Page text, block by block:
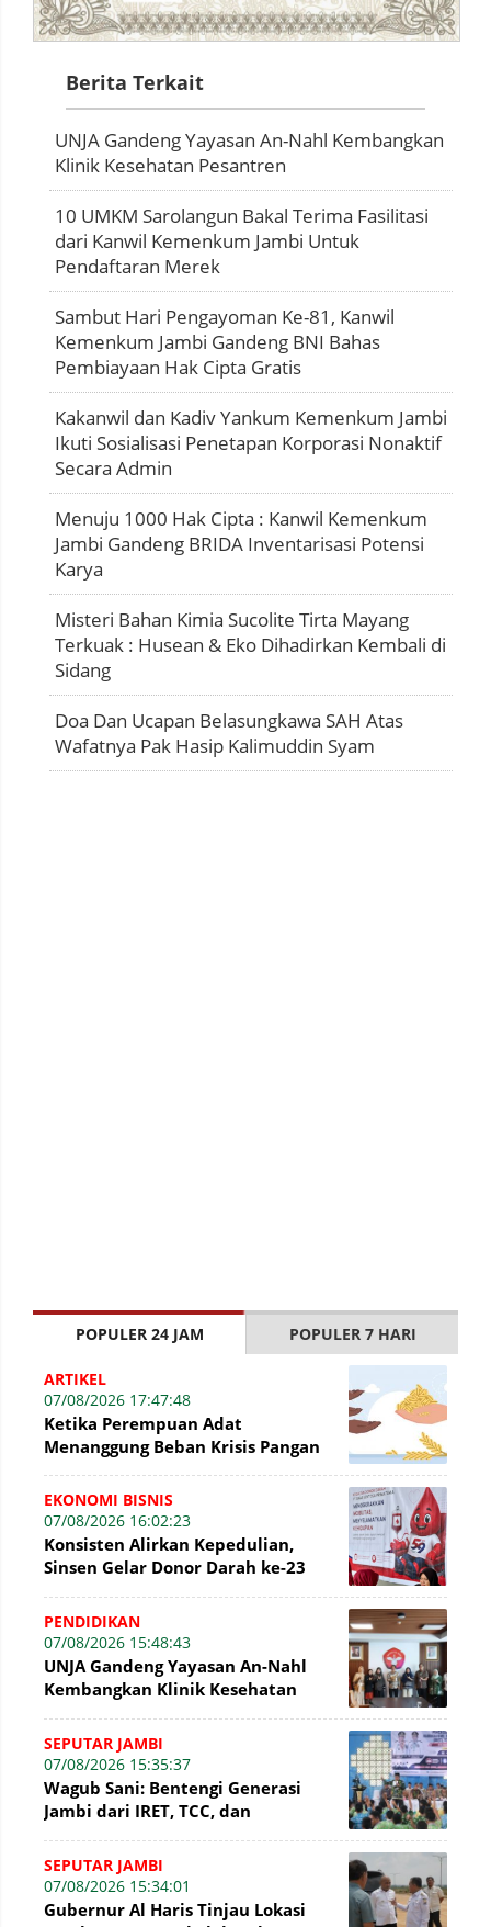
Berita Terkait
UNJA Gandeng Yayasan An-Nahl Kembangkan
Klinik Kesehatan Pesantren
10 UMKM Sarolangun Bakal Terima Fasilitasi
dari Kanwil Kemenkum Jambi Untuk
Pendaftaran Merek
Sambut Hari Pengayoman Ke-81, Kanwil
Kemenkum Jambi Gandeng BNI Bahas
Pembiayaan Hak Cipta Gratis
Kakanwil dan Kadiv Yankum Kemenkum Jambi
Ikuti Sosialisasi Penetapan Korporasi Nonaktif
Secara Admin
Menuju 1000 Hak Cipta : Kanwil Kemenkum
Jambi Gandeng BRIDA Inventarisasi Potensi
Karya
Misteri Bahan Kimia Sucolite Tirta Mayang
Terkuak : Husean & Eko Dihadirkan Kembali di
Sidang
Doa Dan Ucapan Belasungkawa SAH Atas
Wafatnya Pak Hasip Kalimuddin Syam
POPULER 24 JAM POPULER 7 HARI
ARTIKEL
07/08/2026 17:47:48
Ketika Perempuan Adat
Menanggung Beban Krisis Pangan
EKONOMI BISNIS
07/08/2026 16:02:23
Konsisten Alirkan Kepedulian,
Sinsen Gelar Donor Darah ke-23
Sinsen
PENDIDIKAN
07/08/2026 15:48:43
UNJA Gandeng Yayasan An-Nahl
Kembangkan Klinik Kesehatan
SEPUTAR JAMBI
07/08/2026 15:35:37
Wagub Sani: Bentengi Generasi
Jambi dari IRET, TCC, dan
SEPUTAR JAMBI
07/08/2026 15:34:01
Gubernur Al Haris Tinjau Lokasi